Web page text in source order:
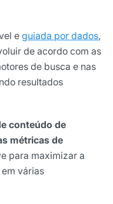
e guiada por dados,
de acordo com as
de busca e nas
resultados
conteúdo de
métricas de
para maximizar a
várias